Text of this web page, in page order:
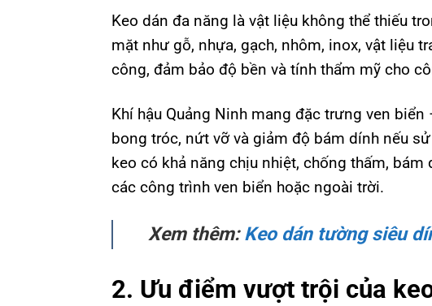
Keo dán đa năng là vật liệu không thể thiếu
mặt như gỗ, nhựa, gạch, nhôm, inox, vật liệu
công, đảm bảo độ bền và tính thẩm mỹ cho
Khí hậu Quảng Ninh mang đặc trưng ven
bong tróc, nứt vỡ và giảm độ bám dính nếu
keo có khả năng chịu nhiệt, chống thấm,
các công trình ven biển hoặc ngoài trời.
Xem thêm:Keo dán tường siêu
2. Ưu điểm vượt trội của